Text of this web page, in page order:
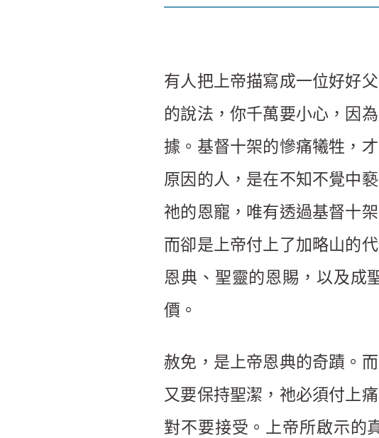
有人把上帝描寫成一位好好
的說法，你千萬要小心，因
據。基督十架的慘痛犧牲，
原因的人，是在不知不覺中
祂的恩寵，唯有透過基督十
而卻是上帝付上了加略山的
恩典、聖靈的恩賜，以及成
價。
赦免，是上帝恩典的奇蹟。
又要保持聖潔，祂必須付上
對不要接受。上帝所啟示的